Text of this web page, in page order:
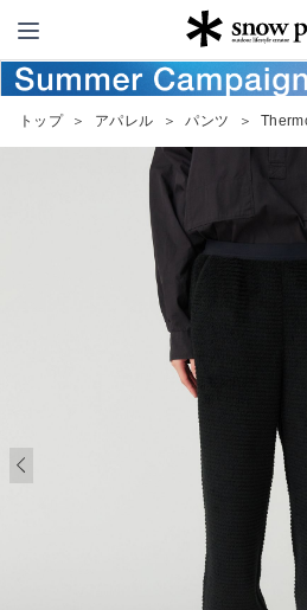
Snow
トップ ＞ アパレル ＞ パンツ ＞